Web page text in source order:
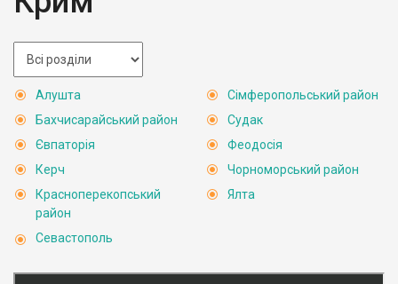
Алушта
Бахчисарайський район
Євпаторія
Керч
Красноперекопський
район
Севастополь
Сімферопольський район
Судак
Феодосія
Чорноморський район
Ялта